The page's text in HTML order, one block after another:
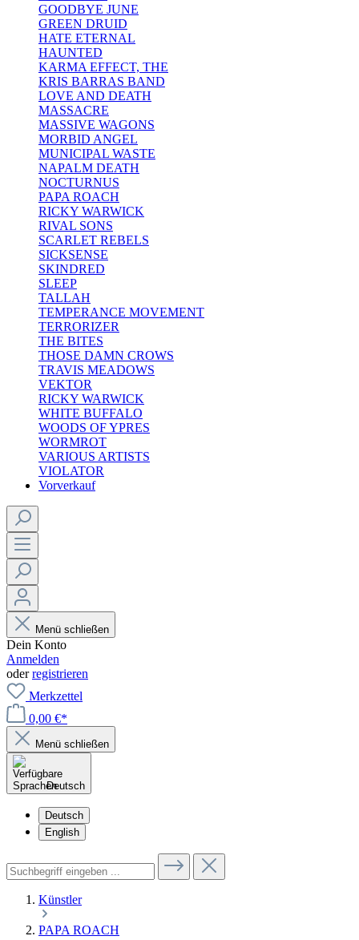
GOODBYE JUNE
GREEN DRUID
HATE ETERNAL
HAUNTED
KARMA EFFECT, THE
KRIS BARRAS BAND
LOVE AND DEATH
MASSACRE
MASSIVE WAGONS
MORBID ANGEL
MUNICIPAL WASTE
NAPALM DEATH
NOCTURNUS
PAPA ROACH
RICKY WARWICK
RIVAL SONS
SCARLET REBELS
SICKSENSE
SKINDRED
SLEEP
TALLAH
TEMPERANCE MOVEMENT
TERRORIZER
THE BITES
THOSE DAMN CROWS
TRAVIS MEADOWS
VEKTOR
RICKY WARWICK
WHITE BUFFALO
WOODS OF YPRES
WORMROT
VARIOUS ARTISTS
VIOLATOR
Vorverkauf
Menü schließen
Dein Konto
Anmelden
oderregistrieren
Merkzettel
0,00 €*
Menü schließen
Deutsch
Deutsch
English
Künstler
PAPA ROACH